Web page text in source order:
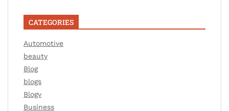
CATEGORIES
Automotive
beauty
Blog
blogs
Blogv
Business